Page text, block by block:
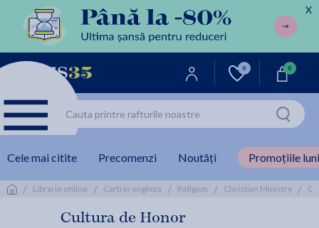
X
0 0
Cele mai citite Precomenzi Noutăți Promoțiile
/ Librarie online / Carti in engleza / Religion / Christian Ministry /
Cultura de Honor